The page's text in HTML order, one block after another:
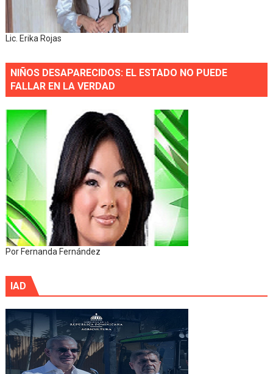
Lic. Erika Rojas
NIÑOS DESAPARECIDOS: EL ESTADO NO PUEDE
FALLAR EN LA VERDAD
Por Fernanda Fernández
IAD